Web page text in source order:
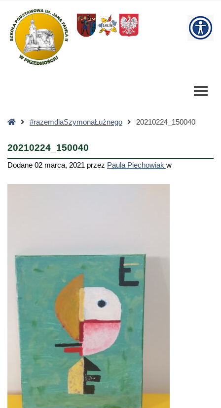
Szkoła
Podstawowa
Strona#razemdlaSzymonaŁużnego 20210224_150040
20210224_150040
Dodane 02 marca, 2021 przez Paula Piechowiak w